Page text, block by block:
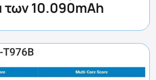
των 10.090mAh